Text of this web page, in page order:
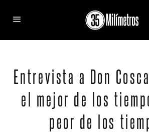
Entrevista a Don
el mejor de los
peor de los